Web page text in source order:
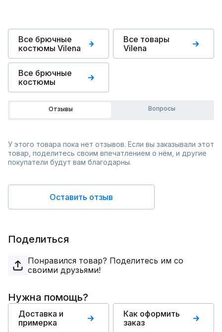
Все брючные
костюмы Vilena
Все товары
Vilena
Все брючные
костюмы
Отзывы Вопросы
У этого товара пока нет отзывов. Если вы заказывали этот
товар, поделитесь своим впечатлением о нём, и другие
покупатели будут вам благодарны.
Оставить отзыв
Поделиться
Понравился товар? Поделитесь им со
своими друзьями!
Нужна помощь?
Доставка и
примерка
Как оформить
заказ